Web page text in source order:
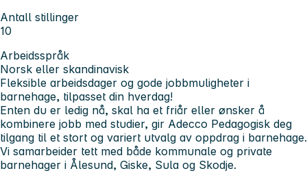
Antall stillinger
10
Arbeidsspråk
Norsk eller skandinavisk
Fleksible arbeidsdager og gode jobbmuligheter i
barnehage, tilpasset din hverdag!
Enten du er ledig nå, skal ha et friår eller ønsker å
kombinere jobb med studier, gir Adecco Pedagogisk deg
tilgang til et stort og variert utvalg av oppdrag i barnehage.
Vi samarbeider tett med både kommunale og private
barnehager i Ålesund, Giske, Sula og Skodje.